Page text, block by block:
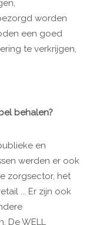
worden
een goed
te verkrijgen,
behalen?
en
werden er ook
zorgsector, het
... Er zijn ook
De WELL